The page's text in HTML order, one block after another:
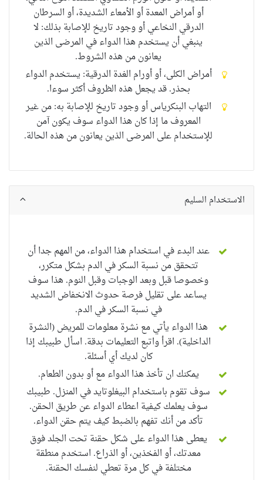
أو أمراض المعدة أو الأمعاء الشديدة، أو السرطان
الدرقي النخاعي أو وجود تاريخ للإصابة بذلك: لا
ينبغيأن يستخدم هذا الدواء في المرضى الذين
يعانون من هذه الشروط.
أمراض الكلى، أو أورام الغدة الدرقية: يستخدم الدواء
بحذر.قد يجعل هذه الظروف أكثرسوءا.
التهاب البنكرياسأو وجود تاريخ للإصابة به: من غير
المعروف ما إذا كان هذا الدواء سوف يكون آمن
للإستخدام على المرضى الذين يعانون من هذه الحالة.
الاستخدام السليم
عند البدء في استخدام هذا الدواء، من المهم جدا أن
تتحقق من نسبة السكر في الدم بشكل متكرر،
وخصوصا قبل وبعد الوجبات وقبل النوم. هذا سوف
يساعد على تقليل فرصة حدوث الانخفاض الشديد
في نسبة السكر في الدم.
هذا الدواء يأتي مع نشرة معلومات للمريض (النشرة
الداخلية). اقرأ واتبع التعليمات بدقة. اسأل طبيبك إذا
كان لديكأي أسئلة.
يمكنك ان تأخذ هذا الدواء مع أو بدون الطعام.
سوف تقوم باستخدام البيغلوتايدفي المنزل. طبيبك
سوف يعلمك كيفية اعطاء الدواء عن طريق الحقن.
تأكد من أنك تفهم بالضبط كيف يتم حقن الدواء.
يعطى هذا الدواء على شكل حقنة تحت الجلد فوق
معدتك، أو الفخذين، أو الذراع. استخدم منطقة
مختلفة في كل مرة تعطي لنفسك الحقنة.